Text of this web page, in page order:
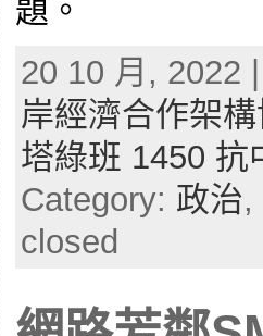
題。
20 10 月, 2022
岸經濟合作架
塔綠班 1450 抗
Category: 政治,
closed